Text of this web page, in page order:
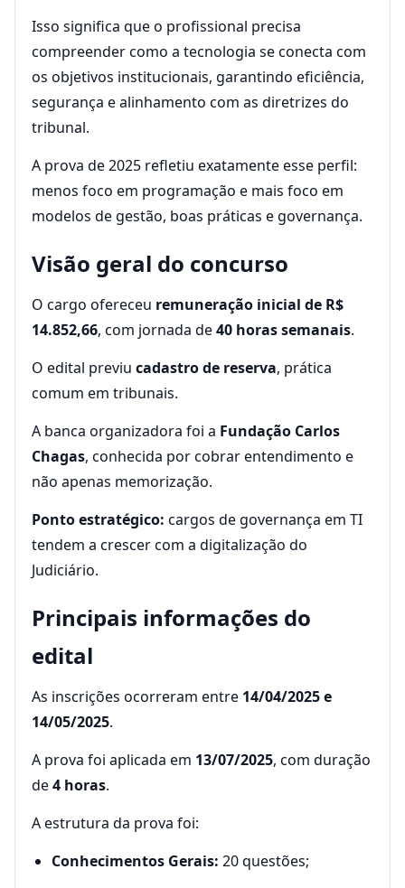
Isso significa que o profissional precisa
compreender como a tecnologia se conecta com
os objetivos institucionais, garantindo eficiência,
segurança e alinhamento com as diretrizes do
tribunal.
A prova de 2025 refletiu exatamente esse perfil:
menos foco em programação e mais foco em
modelos de gestão, boas práticas e governança.
Visão geral do concurso
O cargo ofereceu remuneração inicial de R$
14.852,66, com jornada de40 horas semanais.
O edital previu cadastro de reserva, prática
comum em tribunais.
A banca organizadora foi a Fundação Carlos
Chagas, conhecida por cobrar entendimento e
não apenas memorização.
Ponto estratégico: cargos de governança em TI
tendem a crescer com a digitalização do
Judiciário.
Principais informações do
edital
As inscrições ocorreram entre 14/04/2025 e
14/05/2025.
A prova foi aplicada em 13/07/2025, com duração
de4 horas.
A estrutura da prova foi:
Conhecimentos Gerais: 20 questões;